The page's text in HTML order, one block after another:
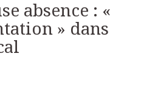
absence : «
» dans